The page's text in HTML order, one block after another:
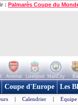
: Palmarès Coupe du
Arsenal Liverpool ManCity
Coupe d'Europe Les
| Calendrier | Equipe